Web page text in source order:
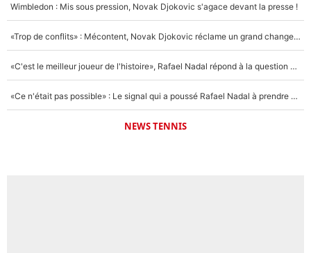
Wimbledon : Mis sous pression, Novak Djokovic s'agace devant la presse !
«Trop de conflits» : Mécontent, Novak Djokovic réclame un grand changement !
«C'est le meilleur joueur de l'histoire», Rafael Nadal répond à la question que tout le monde se pose !
«Ce n'était pas possible» : Le signal qui a poussé Rafael Nadal à prendre sa retraite !
NEWS TENNIS